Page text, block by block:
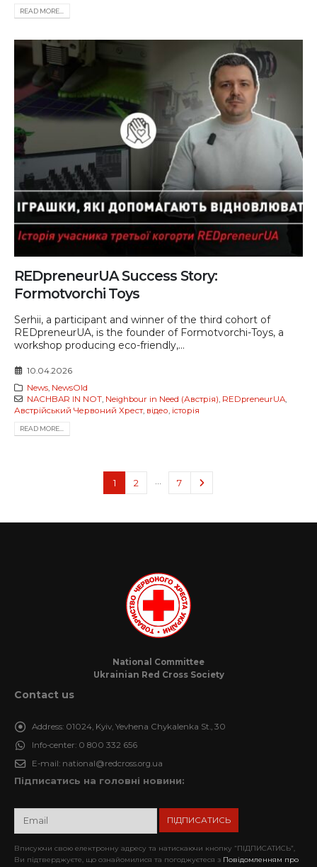
READ MORE...
REDpreneurUA Success Story:
Formotvorchi Toys
Serhii, a participant and winner of the third cohort of
REDpreneurUA, is the founder of Formotvorchi-Toys, a
workshop producing eco-friendly,...
10.04.2026
News, NewsOld
NACHBAR IN NOT, Neighbour in Need (Австрія) REDpreneurUA,
Австрійський Червоний Хрест, відео історія
READ MORE...
1 2 7
National Committee
Ukrainian Red Cross Society
Contact us
Address: 01024, Kyiv, Yevhena Chykalenka St., 30
Info-center: 0 800 332 656
E-mail: national@redcross.org.ua
Підписатись на головні новини:
Вписуючи свою електронну адресу та натискаючи кнопку “ПІДПИСАТИСЬ”,
Ви підтверджуєте, що ознайомилися та погоджуєтеся з Повідомленням про